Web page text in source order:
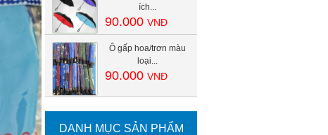
ích...
90.000VNĐ
Ô gấp hoa/trơn màu
loại...
90.000VNĐ
DANH MỤC SẢN PHẨM